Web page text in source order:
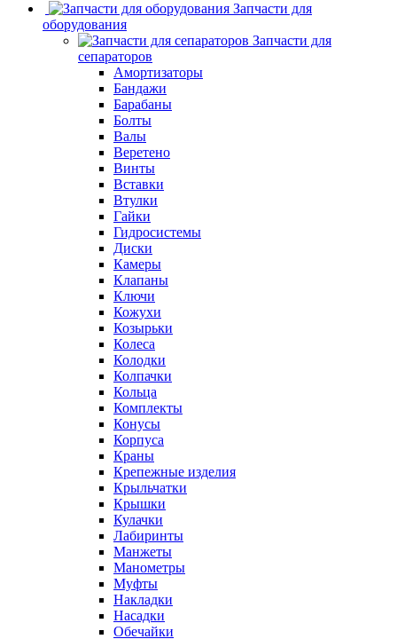
Запчасти для
оборудования
Запчасти для
сепараторов
Амортизаторы
Бандажи
Барабаны
Болты
Валы
Веретено
Винты
Вставки
Втулки
Гайки
Гидросистемы
Диски
Камеры
Клапаны
Ключи
Кожухи
Козырьки
Колеса
Колодки
Колпачки
Кольца
Комплекты
Конусы
Корпуса
Краны
Крепежные изделия
Крыльчатки
Крышки
Кулачки
Лабиринты
Манжеты
Манометры
Муфты
Накладки
Насадки
Обечайки